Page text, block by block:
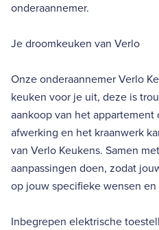
onderaannemer.
Je droomkeuken van Verlo
Onze onderaannemer Verlo
keuken voor je uit, deze is
aankoop van het
afwerking en het kraanwerk
van Verlo Keukens. Samen
aanpassingen doen, zodat
op jouw specifieke wensen
Inbegrepen elektrische